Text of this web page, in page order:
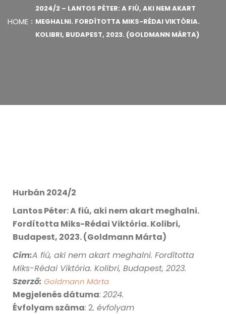
HOME
2024/2 – LANTOS PÉTER: A FIÚ, AKI NEM AKART
MEGHALNI. FORDÍTOTTA MIKS-RÉDAI VIKTÓRIA.
KOLIBRI, BUDAPEST, 2023. (GOLDMANN MÁRTA)
Hurbán 2024/2
Lantos Péter: A fiú, aki nem akart meghalni.
Fordította Miks-Rédai Viktória. Kolibri,
Budapest, 2023. (Goldmann Márta)
Cím:A fiú, aki nem akart meghalni. Fordította
Miks-Rédai Viktória. Kolibri, Budapest, 2023.
Szerző: Goldmann Márta
Megjelenés dátuma: 2024.
Évfolyam száma: 2. évfolyam